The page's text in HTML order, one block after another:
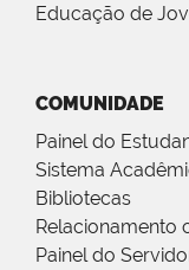
Educação de
COMUNIDADE
Painel do
Sistema
Bibliotecas
Relacionamento
Painel do